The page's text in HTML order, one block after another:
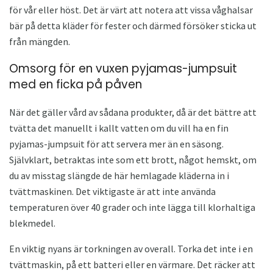
för vår eller höst. Det är värt att notera att vissa våghalsar
bär på detta kläder för fester och därmed försöker sticka ut
från mängden.
Omsorg för en vuxen pyjamas-jumpsuit
med en ficka på påven
När det gäller vård av sådana produkter, då är det bättre att
tvätta det manuellt i kallt vatten om du vill ha en fin
pyjamas-jumpsuit för att servera mer än en säsong.
Självklart, betraktas inte som ett brott, något hemskt, om
du av misstag slängde de här hemlagade kläderna in i
tvättmaskinen. Det viktigaste är att inte använda
temperaturen över 40 grader och inte lägga till klorhaltiga
blekmedel.
En viktig nyans är torkningen av overall. Torka det inte i en
tvättmaskin, på ett batteri eller en värmare. Det räcker att